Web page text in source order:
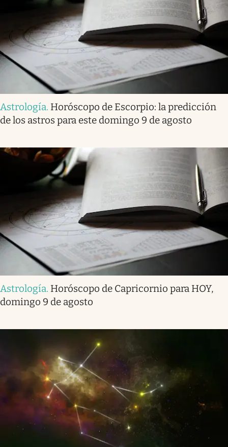
Astrología. Horóscopo de Escorpio: la predicción
de los astros para este domingo 9 de agosto
Astrología. Horóscopo de Capricornio para HOY,
domingo 9 de agosto